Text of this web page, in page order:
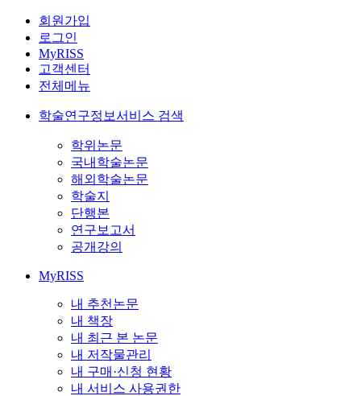
회원가입
로그인
MyRISS
고객센터
전체메뉴
학술연구정보서비스 검색
학위논문
국내학술논문
해외학술논문
학술지
단행본
연구보고서
공개강의
MyRISS
내 추천논문
내 책장
내 최근 본 논문
내 저작물관리
내 구매·신청 현황
내 서비스 사용권한